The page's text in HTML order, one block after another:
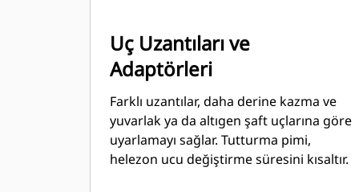
Uç Uzantıları ve
Adaptörleri
Farklı uzantılar, daha derine kazma ve
yuvarlak ya da altıgen şaft uçlarına göre
uyarlamayı sağlar. Tutturma pimi,
helezon ucu değiştirme süresini kısaltır.